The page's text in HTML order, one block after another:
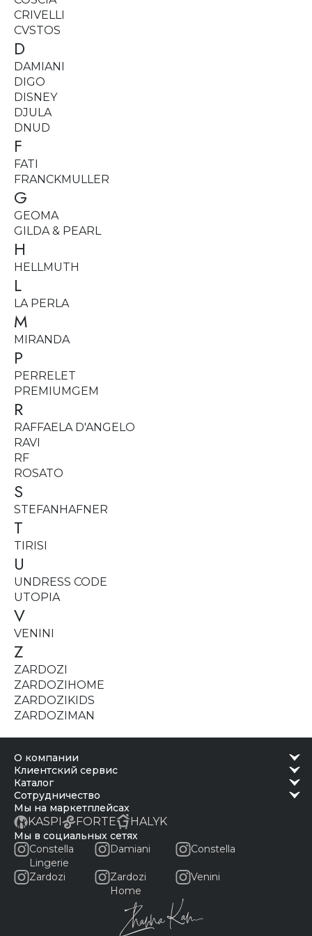
CRIVELLI
CVSTOS
D
DAMIANI
DIGO
DISNEY
DJULA
DNUD
F
FATI
FRANCKMULLER
G
GEOMA
GILDA & PEARL
H
HELLMUTH
L
LA PERLA
M
MIRANDA
P
PERRELET
PREMIUMGEM
R
RAFFAELA D'ANGELO
RAVI
RF
ROSATO
S
STEFANHAFNER
T
TIRISI
U
UNDRESS CODE
UTOPIA
V
VENINI
Z
ZARDOZI
ZARDOZIHOME
ZARDOZIKIDS
ZARDOZIMAN
о компании
клиентский сервис
каталог
сотрудничество
Мы на маркетплейсах
KASPI FORTE HALYK
Мы в социальных сетях
Constella
Lingerie
Damiani Constella
Zardozi
Zardozi
Home
Venini